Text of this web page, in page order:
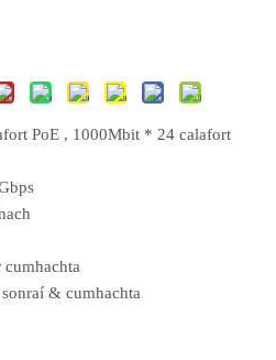
PoE , 1000Mbit * 24 calafort
& cumhachta